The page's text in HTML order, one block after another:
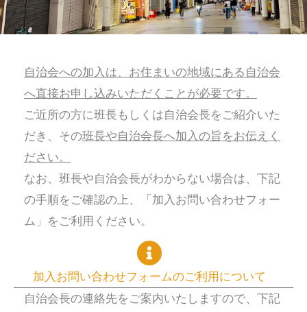
自治会への加入は、お住まいの地域にある自治会
へ直接お申し込みいただくことが必要です。
ご近所の方に班長もしくは自治会長をご紹介いた
だき、その班長や自治会長へ加入の旨をお伝えく
ださい。
なお、班長や自治会長がわからない場合は、下記
の手順をご確認の上、「加入お問い合わせフォー
ム」をご利用ください。
加入お問い合わせフォームのご利用について
自治会長の連絡先をご案内いたしますので、下記